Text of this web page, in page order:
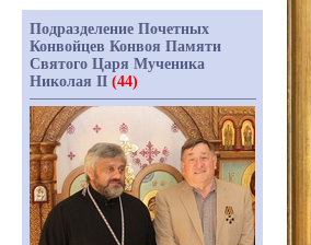
Подразделение Почетных
Конвойцев Конвоя Памяти
Святого Царя Мученика
Николая II (44)